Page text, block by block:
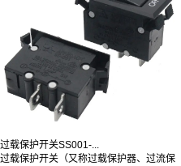
过载保护开关SS001-...
过载保护开关（又称过载保护器、过流保